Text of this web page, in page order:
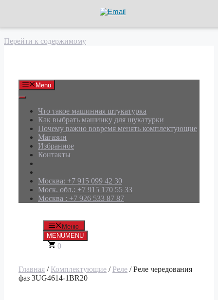
Перейти к содержимому
Menu
Что такое машинная штукатурка
Как выбрать машинку для шукатурки
Почему важно вовремя менять комплектующие
Магазин
Избранное
Контакты
Москва: +7 915 099 42 30
Моск. обл.: +7 915 170 55 33
Москва : +7 926 533 87 87
Меню
MENUMENU
0
Главная / Комплектующие / Реле / Реле чередования
фаз 3UG4614-1BR20